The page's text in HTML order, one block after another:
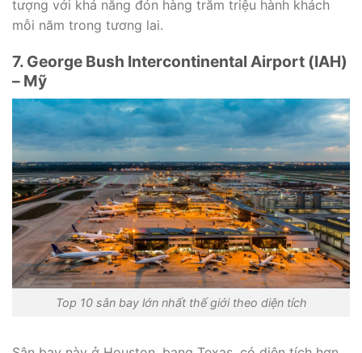
tượng với khả năng đón hàng trăm triệu hành khách
mỗi năm trong tương lai.
7. George Bush Intercontinental Airport (IAH)
– Mỹ
Top 10 sân bay lớn nhất thế giới theo diện tích